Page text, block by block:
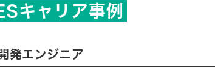
キャリア事例
発エンジニア